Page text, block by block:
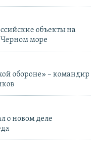
объекты на
Черном море
обороне» – командир
о новом деле